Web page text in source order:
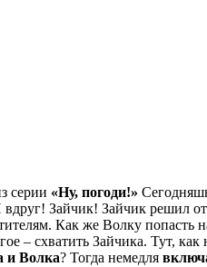
серии «Ну, погоди!»
Зайчик! Зайчик решил
Как же Волку попасть
– схватить Зайчика. Тут,
и Волка? Тогда немедля